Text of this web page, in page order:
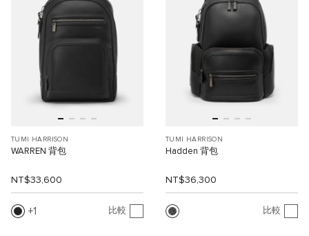
TUMI HARRISON
WARREN 背包
NT$33,600
1 比較
TUMI HARRISON
Hadden 背包
NT$36,300
比較